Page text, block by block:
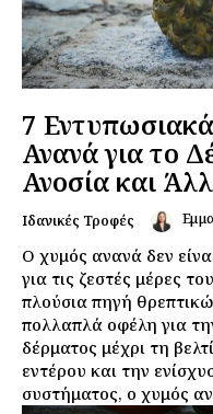
7
Ανανά για το
Ανοσία και
Ιδανικές Τροφές
Ο χυμός ανανά δεν
για τις ζεστές μέρες
πλούσια πηγή
πολλαπλά οφέλη για
δέρματος μέχρι τη
εντέρου και την
συστήματος, ο χυμός